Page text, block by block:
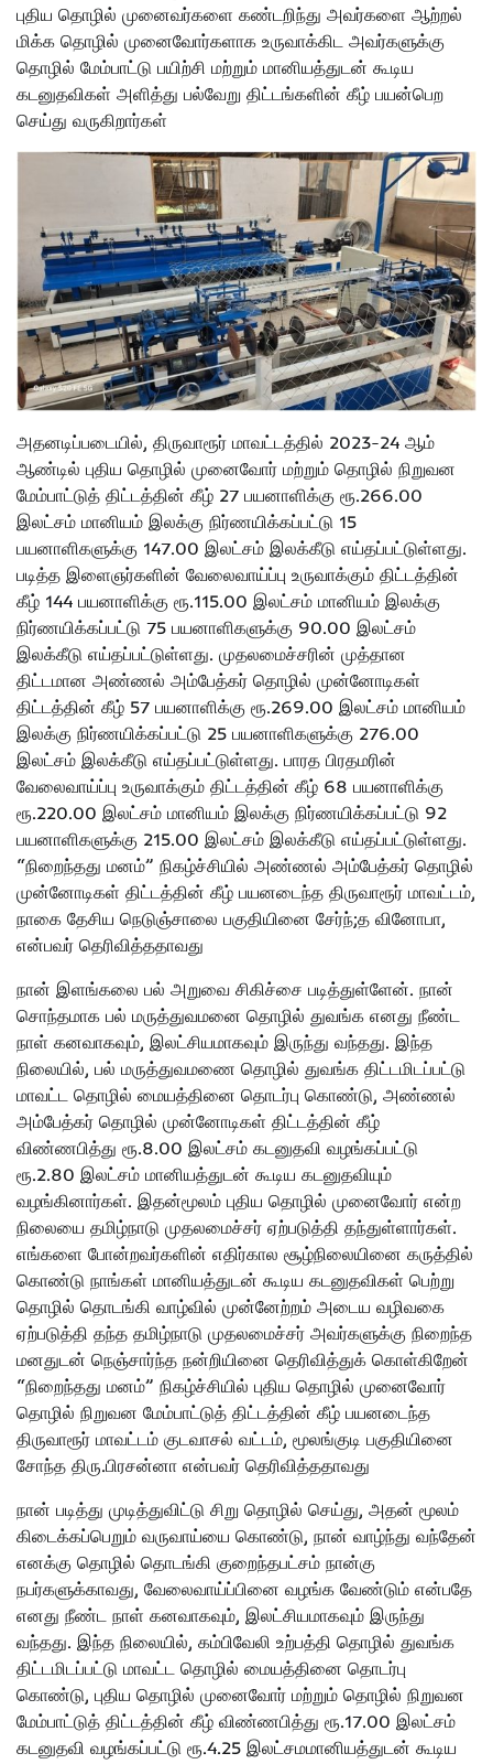
புதிய தொழில் முனைவர்களை கண்டறிந்து அவர்களை ஆற்றல்
மிக்க தொழில் முனைவோர்களாக உருவாக்கிட அவர்களுக்கு
தொழில் மேம்பாட்டு பயிற்சி மற்றும் மானியத்துடன் கூடிய
கடனுதவிகள் அளித்து பல்வேறு திட்டங்களின் கீழ் பயன்பெற
செய்து வருகிறார்கள்
அதனடிப்படையில், திருவாரூர் மாவட்டத்தில் 2023-24 ஆம்
ஆண்டில் புதிய தொழில் முனைவோர் மற்றும் தொழில் நிறுவன
மேம்பாட்டுத் திட்டத்தின் கீழ் 27 பயனாளிக்கு ரூ.266.00
இலட்சம் மானியம் இலக்கு நிர்ணயிக்கப்பட்டு 15
பயனாளிகளுக்கு 147.00 இலட்சம் இலக்கீடு எய்தப்பட்டுள்ளது.
படித்த இளைஞர்களின் வேலைவாய்ப்பு உருவாக்கும் திட்டத்தின்
கீழ் 144 பயனாளிக்கு ரூ.115.00 இலட்சம் மானியம் இலக்கு
நிர்ணயிக்கப்பட்டு 75 பயனாளிகளுக்கு 90.00 இலட்சம்
இலக்கீடு எய்தப்பட்டுள்ளது. முதலமைச்சரின் முத்தான
திட்டமான அண்ணல் அம்பேத்கர் தொழில் முன்னோடிகள்
திட்டத்தின் கீழ் 57 பயனாளிக்கு ரூ.269.00 இலட்சம் மானியம்
இலக்கு நிர்ணயிக்கப்பட்டு 25 பயனாளிகளுக்கு 276.00
இலட்சம் இலக்கீடு எய்தப்பட்டுள்ளது. பாரத பிரதமரின்
வேலைவாய்ப்பு உருவாக்கும் திட்டத்தின் கீழ் 68 பயனாளிக்கு
ரூ.220.00 இலட்சம் மானியம் இலக்கு நிர்ணயிக்கப்பட்டு 92
பயனாளிகளுக்கு 215.00 இலட்சம் இலக்கீடு எய்தப்பட்டுள்ளது.
“நிறைந்தது மனம்” நிகழ்ச்சியில் அண்ணல் அம்பேத்கர் தொழில்
முன்னோடிகள் திட்டத்தின் கீழ் பயனடைந்த திருவாரூர் மாவட்டம்,
நாகை தேசிய நெடுஞ்சாலை பகுதியினை சேர்ந்;த வினோபா,
என்பவர் தெரிவித்ததாவது
நான் இளங்கலை பல் அறுவை சிகிச்சை படித்துள்ளேன். நான்
சொந்தமாக பல் மருத்துவமனை தொழில் துவங்க எனது நீண்ட
நாள் கனவாகவும், இலட்சியமாகவும் இருந்து வந்தது. இந்த
நிலையில், பல் மருத்துவமணை தொழில் துவங்க திட்டமிடப்பட்டு
மாவட்ட தொழில் மையத்தினை தொடர்பு கொண்டு, அண்ணல்
அம்பேத்கர் தொழில் முன்னோடிகள் திட்டத்தின் கீழ்
விண்ணபித்து ரூ.8.00 இலட்சம் கடனுதவி வழங்கப்பட்டு
ரூ.2.80 இலட்சம் மானியத்துடன் கூடிய கடனுதவியும்
வழங்கினார்கள். இதன்மூலம் புதிய தொழில் முனைவோர் என்ற
நிலையை தமிழ்நாடு முதலமைச்சர் ஏற்படுத்தி தந்துள்ளார்கள்.
எங்களை போன்றவர்களின் எதிர்கால சூழ்நிலையினை கருத்தில்
கொண்டு நாங்கள் மானியத்துடன் கூடிய கடனுதவிகள் பெற்று
தொழில் தொடங்கி வாழ்வில் முன்னேற்றம் அடைய வழிவகை
ஏற்படுத்தி தந்த தமிழ்நாடு முதலமைச்சர் அவர்களுக்கு நிறைந்த
மனதுடன் நெஞ்சார்ந்த நன்றியினை தெரிவித்துக் கொள்கிறேன்
“நிறைந்தது மனம்” நிகழ்ச்சியில் புதிய தொழில் முனைவோர்
தொழில் நிறுவன மேம்பாட்டுத் திட்டத்தின் கீழ் பயனடைந்த
திருவாரூர் மாவட்டம் குடவாசல் வட்டம், மூலங்குடி பகுதியினை
சோந்த திரு.பிரசன்னா என்பவர் தெரிவித்ததாவது
நான் படித்து முடித்துவிட்டு சிறு தொழில் செய்து, அதன் மூலம்
கிடைக்கப்பெறும் வருவாய்யை கொண்டு, நான் வாழ்ந்து வந்தேன்
எனக்கு தொழில் தொடங்கி குறைந்தபட்சம் நான்கு
நபர்களுக்காவது, வேலைவாய்ப்பினை வழங்க வேண்டும் என்பதே
எனது நீண்ட நாள் கனவாகவும், இலட்சியமாகவும் இருந்து
வந்தது. இந்த நிலையில், கம்பிவேலி உற்பத்தி தொழில் துவங்க
திட்டமிடப்பட்டு மாவட்ட தொழில் மையத்தினை தொடர்பு
கொண்டு, புதிய தொழில் முனைவோர் மற்றும் தொழில் நிறுவன
மேம்பாட்டுத் திட்டத்தின் கீழ் விண்ணபித்து ரூ.17.00 இலட்சம்
கடனுதவி வழங்கப்பட்டு ரூ.4.25 இலட்சமமானியத்துடன் கூடிய